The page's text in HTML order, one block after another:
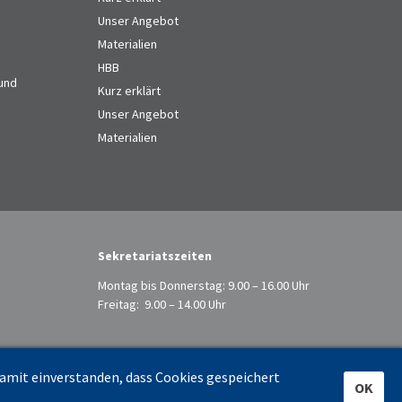
Unser Angebot
Materialien
HBB
Kurz erklärt
Unser Angebot
Materialien
Sekretariatszeiten
Montag bis Donnerstag: 9.00 – 16.00 Uhr
Freitag: 9.00 – 14.00 Uhr
einverstanden, dass Cookies gespeichert
OK